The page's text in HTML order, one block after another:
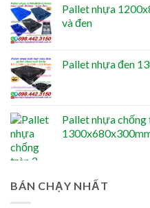
Pallet nhựa
và đen
Pallet nhựa đen
Pallet nhựa chống
BÁN CHẠY NHẤT